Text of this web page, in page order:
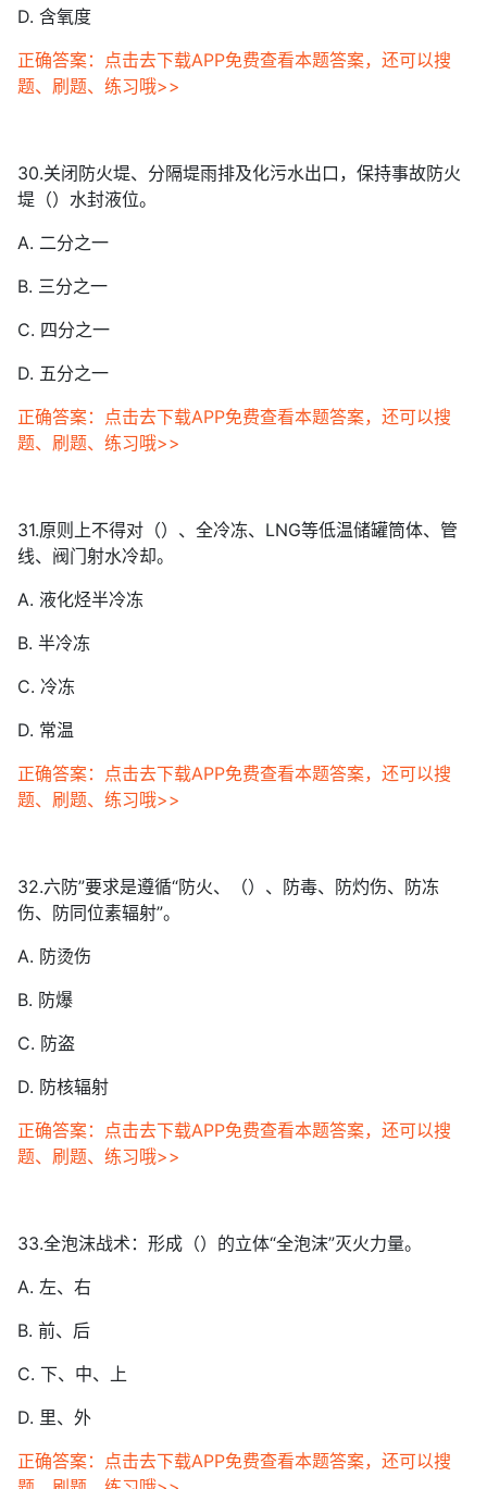
D. 含氧度
正确答案：点击去下载APP免费查看本题答案，还可以搜
题、刷题、练习哦>>
30.关闭防火堤、分隔堤雨排及化污水出口，保持事故防火
堤（）水封液位。
A. 二分之一
B. 三分之一
C. 四分之一
D. 五分之一
正确答案：点击去下载APP免费查看本题答案，还可以搜
题、刷题、练习哦>>
31.原则上不得对（）、全冷冻、LNG等低温储罐筒体、管
线、阀门射水冷却。
A. 液化烃半冷冻
B. 半冷冻
C. 冷冻
D. 常温
正确答案：点击去下载APP免费查看本题答案，还可以搜
题、刷题、练习哦>>
32.六防”要求是遵循“防火、（）、防毒、防灼伤、防冻
伤、防同位素辐射”。
A. 防烫伤
B. 防爆
C. 防盗
D. 防核辐射
正确答案：点击去下载APP免费查看本题答案，还可以搜
题、刷题、练习哦>>
33.全泡沫战术：形成（）的立体“全泡沫”灭火力量。
A. 左、右
B. 前、后
C. 下、中、上
D. 里、外
正确答案：点击去下载APP免费查看本题答案，还可以搜